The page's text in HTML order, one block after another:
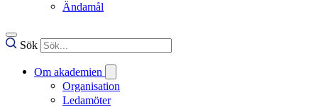
Ändamål
Sök
Om akademien
Organisation
Ledamöter